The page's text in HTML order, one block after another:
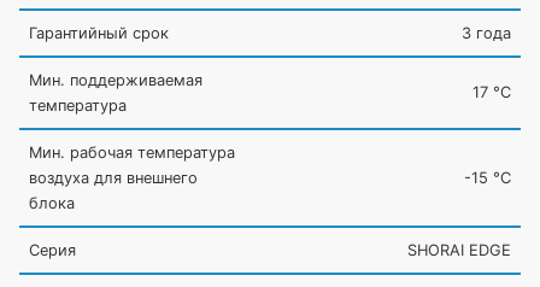
Гарантийный срок 3 года
Мин. поддерживаемая
температура
17 °С
Мин. рабочая температура
воздуха для внешнего
блока
-15 °С
Серия SHORAI EDGE